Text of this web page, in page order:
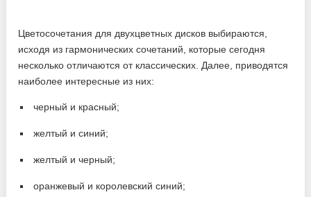
Цветосочетания для двухцветных дисков выбираются,
исходя из гармонических сочетаний, которые сегодня
несколько отличаются от классических. Далее, приводятся
наиболее интересные из них:
черный и красный;
желтый и синий;
желтый и черный;
оранжевый и королевский синий;